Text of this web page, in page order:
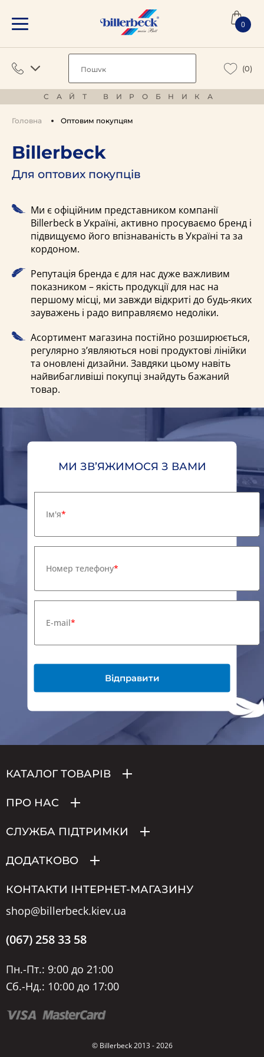
0
(0)
САЙТ ВИРОБНИКА
Головна Оптовим покупцям
Billerbeck
Для оптових покупців
Ми є офіційним представником компанії
Billerbeck в Україні, активно просуваємо бренд і
підвищуємо його впізнаваність в Україні та за
кордоном.
Репутація бренда є для нас дуже важливим
показником – якість продукції для нас на
першому місці, ми завжди відкриті до будь-яких
зауважень і радо виправляємо недоліки.
Асортимент магазина постійно розширюється,
регулярно з’являються нові продуктові лінійки
та оновлені дизайни. Завдяки цьому навіть
найвибагливіші покупці знайдуть бажаний
товар.
МИ ЗВ’ЯЖИМОСЯ З ВАМИ
Ім'я
Номер телефону
E-mail
Відправити
КАТАЛОГ ТОВАРІВ
ПРО НАС
СЛУЖБА ПІДТРИМКИ
ДОДАТКОВО
КОНТАКТИ ІНТЕРНЕТ-МАГАЗИНУ
shop@billerbeck.kiev.ua
(067) 258 33 58
Пн.-Пт.: 9:00 до 21:00
Сб.-Нд.: 10:00 до 17:00
© Billerbeck 2013 - 2026